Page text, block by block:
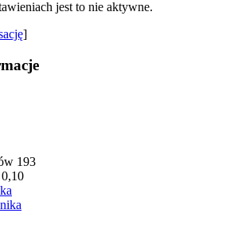
jest to nie aktywne.
]
193
0,10